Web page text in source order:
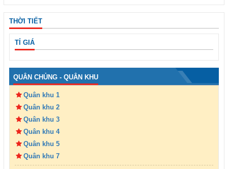
THỜI TIẾT
TỈ GIÁ
QUÂN CHỦNG - QUÂN KHU
Quân khu 1
Quân khu 2
Quân khu 3
Quân khu 4
Quân khu 5
Quân khu 7